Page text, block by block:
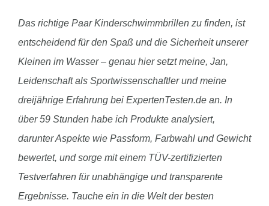
Das richtige Paar Kinderschwimmbrillen zu finden, ist
entscheidend für den Spaß und die Sicherheit unserer
Kleinen im Wasser – genau hier setzt meine, Jan,
Leidenschaft als Sportwissenschaftler und meine
dreijährige Erfahrung bei ExpertenTesten.de an. In
über 59 Stunden habe ich Produkte analysiert,
darunter Aspekte wie Passform, Farbwahl und Gewicht
bewertet, und sorge mit einem TÜV-zertifizierten
Testverfahren für unabhängige und transparente
Ergebnisse. Tauche ein in die Welt der besten